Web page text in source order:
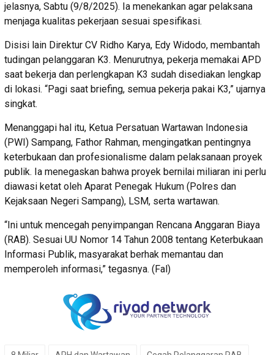
jelasnya, Sabtu (9/8/2025). Ia menekankan agar pelaksana
menjaga kualitas pekerjaan sesuai spesifikasi.
Disisi lain Direktur CV Ridho Karya, Edy Widodo, membantah
tudingan pelanggaran K3. Menurutnya, pekerja memakai APD
saat bekerja dan perlengkapan K3 sudah disediakan lengkap
di lokasi. “Pagi saat briefing, semua pekerja pakai K3,” ujarnya
singkat.
Menanggapi hal itu, Ketua Persatuan Wartawan Indonesia
(PWI) Sampang, Fathor Rahman, mengingatkan pentingnya
keterbukaan dan profesionalisme dalam pelaksanaan proyek
publik. Ia menegaskan bahwa proyek bernilai miliaran ini perlu
diawasi ketat oleh Aparat Penegak Hukum (Polres dan
Kejaksaan Negeri Sampang), LSM, serta wartawan.
“Ini untuk mencegah penyimpangan Rencana Anggaran Biaya
(RAB). Sesuai UU Nomor 14 Tahun 2008 tentang Keterbukaan
Informasi Publik, masyarakat berhak memantau dan
memperoleh informasi,” tegasnya. (Fal)